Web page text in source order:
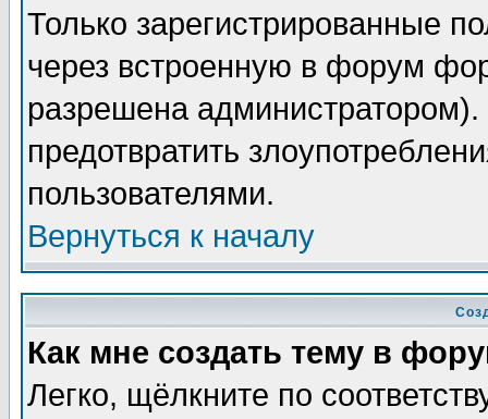
Только зарегистрированные
через встроенную в форум
разрешена
предотвратить
пользователями.
Вернуться к началу
Как мне создать тему в
Легко, щёлкните по